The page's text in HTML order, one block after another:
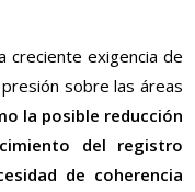
creciente exigencia de
sobre las áreas
la posible reducción
del registro
de coherencia